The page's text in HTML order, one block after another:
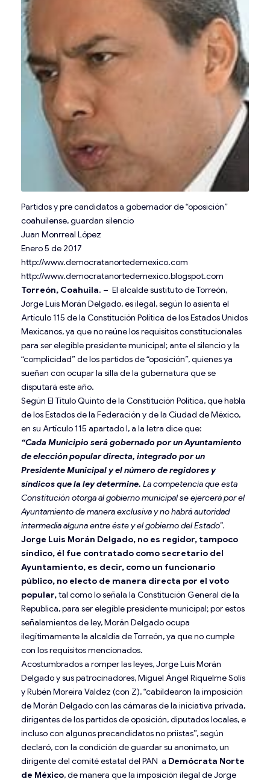
Partidos y pre candidatos a gobernador de “oposición”
coahuilense, guardan silencio
Juan Monrreal López
Enero 5 de 2017
http://www.democratanortedemexico.com
http://www.democratanortedemexico.blogspot.com
Torreón, Coahuila. – El alcalde sustituto de Torreón,
Jorge Luis Morán Delgado, es ilegal, según lo asienta el
Artículo 115 de la Constitución Política de los Estados Unidos
Mexicanos, ya que no reúne los requisitos constitucionales
para ser elegible presidente municipal; ante el silencio y la
“complicidad” de los partidos de “oposición”, quienes ya
sueñan con ocupar la silla de la gubernatura que se
disputará este año.
Según El Título Quinto de la Constitución Política, que habla
de los Estados de la Federación y de la Ciudad de México,
en su Artículo 115 apartado I, a la letra dice que:
“Cada Municipio será gobernado por un Ayuntamiento
de elección popular directa, integrado por un
Presidente Municipal y el número de regidores y
síndicos que la ley determine. La competencia que esta
Constitución otorga al gobierno municipal se ejercerá por el
Ayuntamiento de manera exclusiva y no habrá autoridad
intermedia alguna entre éste y el gobierno del Estado”.
Jorge Luis Morán Delgado, no es regidor, tampoco
síndico, él fue contratado como secretario del
Ayuntamiento, es decir, como un funcionario
público, no electo de manera directa por el voto
popular,tal como lo señala la Constitución General de la
Republica, para ser elegible presidente municipal; por estos
señalamientos de ley, Morán Delgado ocupa
ilegítimamente la alcaldía de Torreón, ya que no cumple
con los requisitos mencionados.
Acostumbrados a romper las leyes, Jorge Luis Morán
Delgado y sus patrocinadores, Miguel Ángel Riquelme Solís
y Rubén Moreira Valdez (con Z), “cabildearon la imposición
de Morán Delgado con las cámaras de la iniciativa privada,
dirigentes de los partidos de oposición, diputados locales, e
incluso con algunos precandidatos no priistas”, según
declaró, con la condición de guardar su anonimato, un
dirigente del comité estatal del PAN a Demócrata Norte
de México, de manera que la imposición ilegal de Jorge